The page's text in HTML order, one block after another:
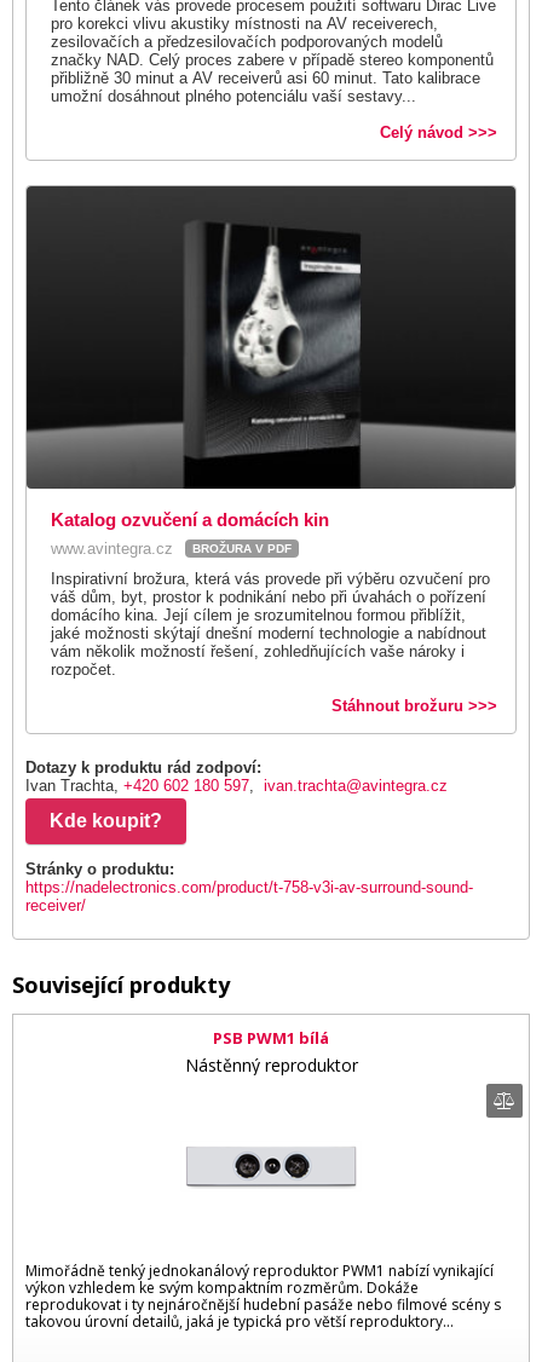
Tento článek vás provede procesem použití softwaru Dirac Live
pro korekci vlivu akustiky místnosti na AV receiverech,
zesilovačích a předzesilovačích podporovaných modelů
značky NAD. Celý proces zabere v případě stereo komponentů
přibližně 30 minut a AV receiverů asi 60 minut. Tato kalibrace
umožní dosáhnout plného potenciálu vaší sestavy...
Celý návod >>>
Katalog ozvučení a domácích kin
www.avintegra.cz BROŽURA V PDF
Inspirativní brožura, která vás provede při výběru ozvučení pro
váš dům, byt, prostor k podnikání nebo při úvahách o pořízení
domácího kina. Její cílem je srozumitelnou formou přiblížit,
jaké možnosti skýtají dnešní moderní technologie a nabídnout
vám několik možností řešení, zohledňujících vaše nároky i
rozpočet.
Stáhnout brožuru >>>
Dotazy k produktu rád zodpoví:
Ivan Trachta, +420 602 180 597, ivan.trachta@avintegra.cz
Kde koupit?
Stránky o produktu:
https://nadelectronics.com/product/t-758-v3i-av-surround-sound-
receiver/
Související produkty
PSB PWM1 bílá
Nástěnný reproduktor
Mimořádně tenký jednokanálový reproduktor PWM1 nabízí vynikající
výkon vzhledem ke svým kompaktním rozměrům. Dokáže
reprodukovat i ty nejnáročnější hudební pasáže nebo filmové scény s
takovou úrovní detailů, jaká je typická pro větší reproduktory...